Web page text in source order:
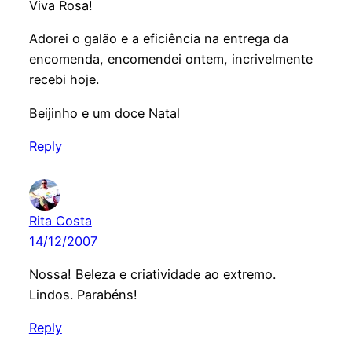
Viva Rosa!
Adorei o galão e a eficiência na entrega da
encomenda, encomendei ontem, incrivelmente
recebi hoje.
Beijinho e um doce Natal
Reply
Rita Costa
14/12/2007
Nossa! Beleza e criatividade ao extremo.
Lindos. Parabéns!
Reply